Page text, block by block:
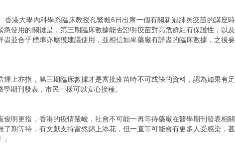
香港大學內科學系臨床教授孔繁毅6日出席一個有關新冠肺炎疫苗的講座
急使用的關鍵是，第三期臨床數據能否證明疫苗對高危群組有保護性，以
盡並合乎標準亦應獲建議使用，並相信如果藥廠有詳盡的臨床數據，之後
輝上亦指，第三期臨床數據才是審批疫苗時不可或缺的資料，認為如果有
期刊發表，市民一樣可以安心接種。
俊明更指，香港的疫情嚴峻，社會不可能一再等待藥廠在醫學期刊發表相
了期等待，有文獻支持當然錦上添花，但一直等可能會有更多人受感染，